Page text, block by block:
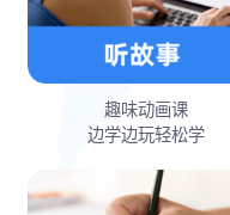
趣味动画课
边学边玩轻松学